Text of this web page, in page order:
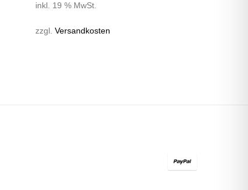
inkl. 19 % MwSt.
zzgl. Versandkosten